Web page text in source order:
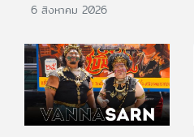
6 สิงหาคม 2026